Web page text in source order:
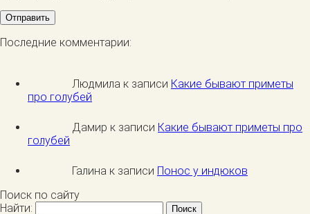
Последние комментарии:
Людмила к записи Какие бывают приметы
про голубей
Дамир к записи Какие бывают приметы про
голубей
Галина к записи Понос у индюков
Поиск по сайту
Найти: